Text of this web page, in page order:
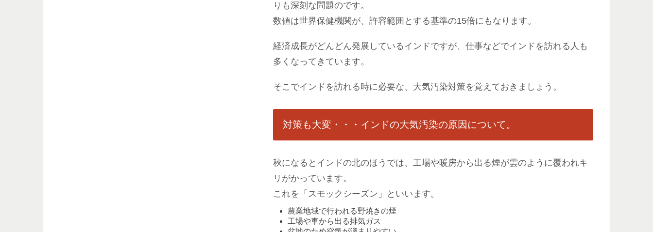
りも深刻な問題のです。
数値は世界保健機関が、許容範囲とする基準の15倍にもなります。
経済成長がどんどん発展しているインドですが、仕事などでインドを訪れる人も
多くなってきています。
そこでインドを訪れる時に必要な、大気汚染対策を覚えておきましょう。
対策も大変・・・インドの大気汚染の原因について。
秋になるとインドの北のほうでは、工場や暖房から出る煙が雲のように覆われキ
リがかっています。
これを「スモックシーズン」といいます。
農業地域で行われる野焼きの煙
工場や車から出る排気ガス